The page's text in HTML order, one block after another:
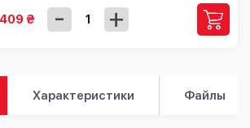
₴ - +
Характеристики Файлы